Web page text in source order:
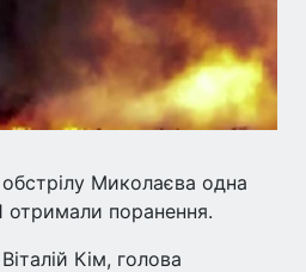
Миколаєва одна
отримали поранення.
Кім, голова